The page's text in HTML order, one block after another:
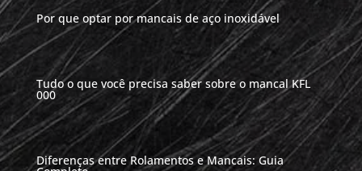
Por que optar por mancais de aço inoxidável
Tudo o que você precisa saber sobre o mancal KFL
000
Diferenças entre Rolamentos e Mancais: Guia